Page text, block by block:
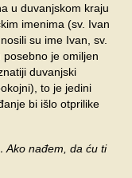
u duvanjskom kraju
imenima (sv. Ivan
su ime Ivan, sv.
je omiljen
duvanjski
to je jedini
bi išlo otprilike
Ako nađem, da ću ti